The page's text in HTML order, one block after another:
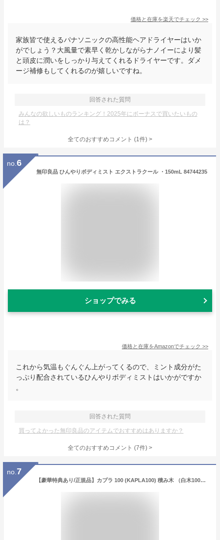
価格と在庫を楽天でチェック >>
家族皆で使えるパナソニックの高性能ヘアドライヤーはいか
がでしょう？大風量で素早く乾かしながらナノイーにより髪
と頭皮に潤いをしっかり与えてくれるドライヤーです。ダメ
ージ補修もしてくれるのが嬉しいですね。
回答された質問
みんなの欲しいものランキング！2025年にボーナスで買いたいもの
は？
全てのおすすめコメント (1件) >
no. 6
無印良品 ひんやりボディミスト エクストラクール ・150mL 84744235
ショップでみる
価格と在庫をAmazonでチェック >>
これから気温もぐんぐん上がってくるので、ミント成分がた
っぷり配合されているひんやりボディミストはいかがですか
。
回答された質問
買ってよかった無印良品のアイテムでおすすめはありますか？
全てのおすすめコメント (7件) >
no. 7
【豪華特典あり/正規品】カプラ 100 (KAPLA100) 積み木 （白木100枚） 遊び方ガイドブック付き 【積み木/積木/知育玩具/ブロック遊び/木の板】